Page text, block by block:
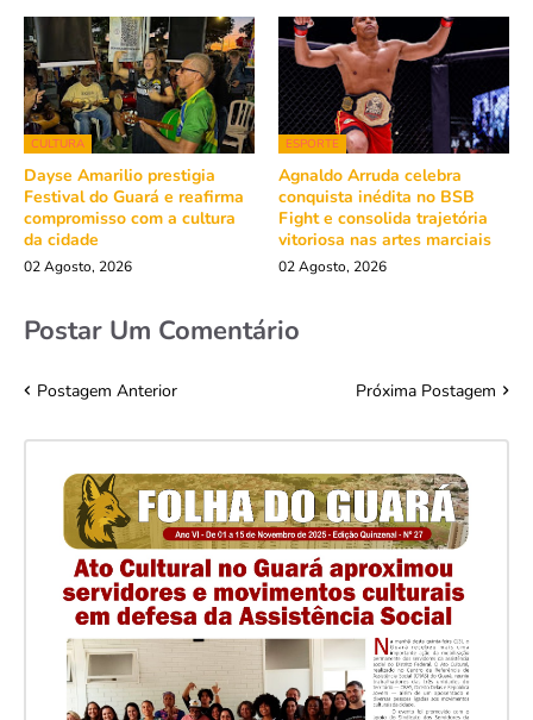
CULTURA
Dayse Amarilio prestigia
Festival do Guará e reafirma
compromisso com a cultura
da cidade
02 Agosto, 2026
ESPORTE
Agnaldo Arruda celebra
conquista inédita no BSB
Fight e consolida trajetória
vitoriosa nas artes marciais
02 Agosto, 2026
Postar Um Comentário
Postagem Anterior Próxima Postagem